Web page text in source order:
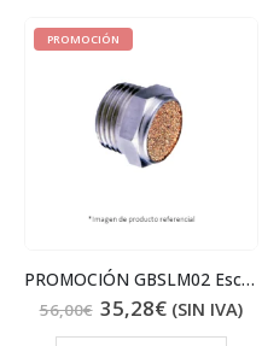
PROMOCIÓN
PROMOCIÓN GBSLM02 Escape 1/4
56,00€ 35,28€ (SIN IVA)